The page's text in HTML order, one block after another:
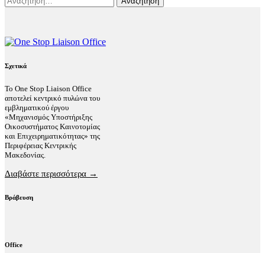
για:
Σχετικά
Το One Stop Liaison Office
αποτελεί κεντρικό πυλώνα του
εμβληματικού έργου
«Μηχανισμός Υποστήριξης
Οικοσυστήματος Καινοτομίας
και Επιχειρηματικότητας» της
Περιφέρειας Κεντρικής
Μακεδονίας.
Διαβάστε περισσότερα →
Βράβευση
Office